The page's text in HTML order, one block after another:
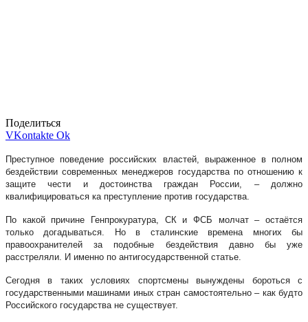
Поделиться
VKontakte Ok
Преступное поведение российских властей, выраженное в полном
бездействии современных менеджеров государства по отношению к
защите чести и достоинства граждан России, – должно
квалифицироваться ка преступление против государства.
По какой причине Генпрокуратура, СК и ФСБ молчат – остаётся
только догадываться. Но в сталинские времена многих бы
правоохранителей за подобные бездействия давно бы уже
расстреляли. И именно по антигосударственной статье.
Сегодня в таких условиях спортсмены вынуждены бороться с
государственными машинами иных стран самостоятельно – как будто
Российского государства не существует.